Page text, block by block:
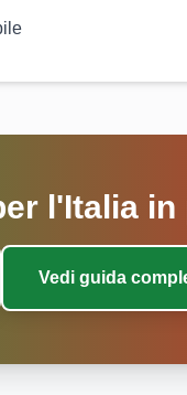
l'Italia
Vedi guida